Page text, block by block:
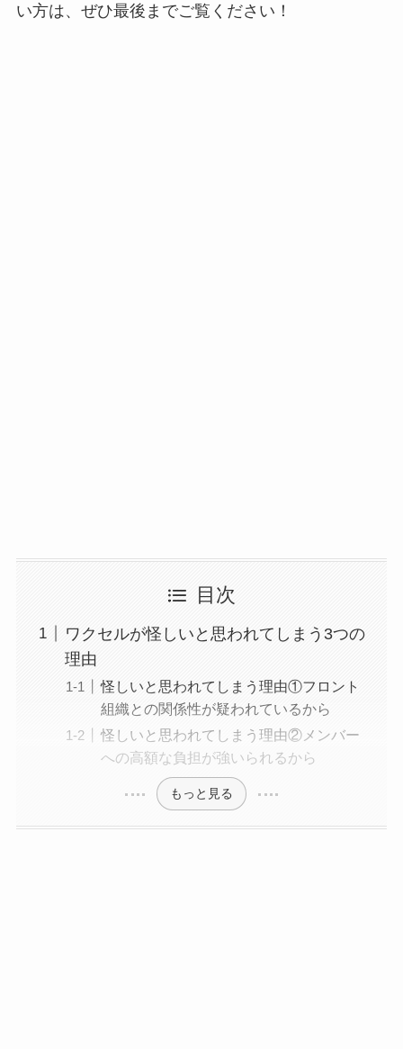
い方は、ぜひ最後までご覧ください！
目次
ワクセルが怪しいと思われてしまう3つの
理由
怪しいと思われてしまう理由①フロント
組織との関係性が疑われているから
怪しいと思われてしまう理由②メンバー
への高額な負担が強いられるから
もっと見る